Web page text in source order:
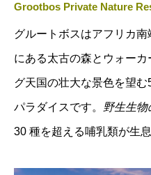
Grootbos Private Nature
グルートボスはアフリカ
にある太古の森とウォー
グ天国の壮大な景色を望
パラダイスです。 野生生物
30 種を超える哺乳類が生